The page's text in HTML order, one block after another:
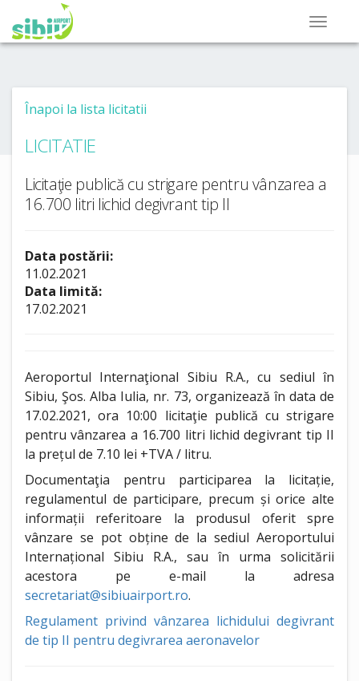
Înapoi la lista licitatii
LICITATIE
Licitaţie publică cu strigare pentru vânzarea a
16.700 litri lichid degivrant tip II
Data postării:
11.02.2021
Data limită:
17.02.2021
Aeroportul Internaţional Sibiu R.A., cu sediul în
Sibiu, Şos. Alba Iulia, nr. 73, organizează în data de
17.02.2021, ora 10:00 licitaţie publică cu strigare
pentru vânzarea a 16.700 litri lichid degivrant tip II
la prețul de 7.10 lei +TVA / litru.
Documentaţia pentru participarea la licitație,
regulamentul de participare, precum și orice alte
informații referitoare la produsul oferit spre
vânzare se pot obține de la sediul Aeroportului
Internațional Sibiu R.A., sau în urma solicitării
acestora pe e-mail la adresa
secretariat@sibiuairport.ro.
Regulament privind vânzarea lichidului degivrant
de tip II pentru degivrarea aeronavelor